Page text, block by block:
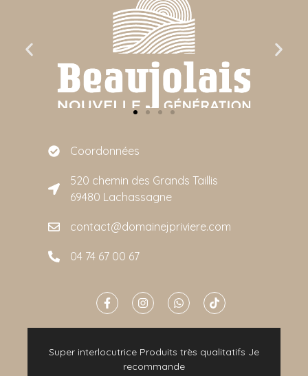
Coordonnées
520 chemin des Grands Taillis
69480 Lachassagne
contact@domainejpriviere.com
04 74 67 00 67
Super interlocutrice Produits très qualitatifs Je
recommande